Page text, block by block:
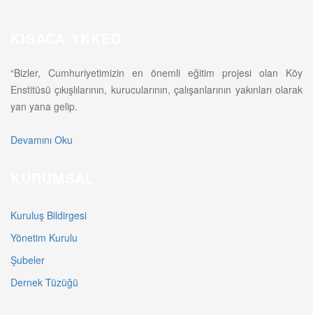
“Bizler, Cumhuriyetimizin en önemli eğitim projesi olan Köy
Enstitüsü çıkışlılarının, kurucularının, çalışanlarının yakınları olarak
yan yana gelip.
Devamını Oku
Kuruluş Bildirgesi
Yönetim Kurulu
Şubeler
Dernek Tüzüğü